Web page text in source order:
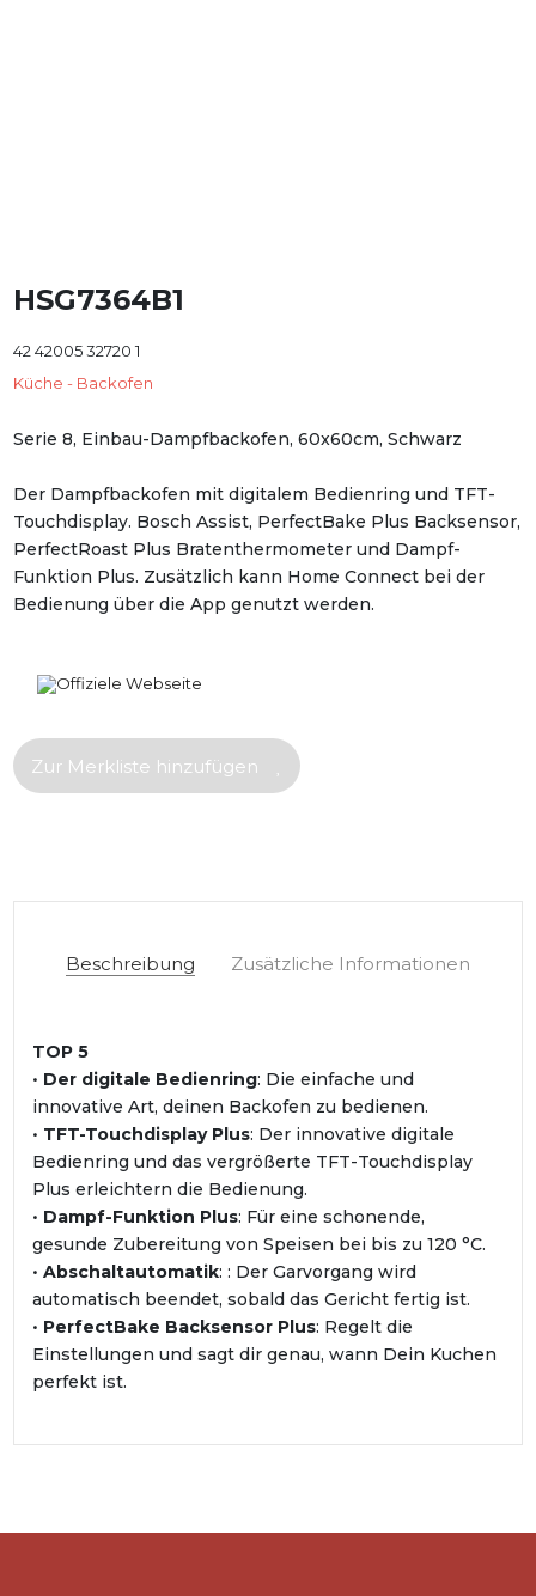
HSG7364B1
42 42005 32720 1
Küche - Backofen
Serie 8, Einbau-Dampfbackofen, 60x60cm, Schwarz
Der Dampfbackofen mit digitalem Bedienring und TFT-
Touchdisplay. Bosch Assist, PerfectBake Plus Backsensor,
PerfectRoast Plus Bratenthermometer und Dampf-
Funktion Plus. Zusätzlich kann Home Connect bei der
Bedienung über die App genutzt werden.
Offiziele Webseite
Zur Merkliste hinzufügen
Beschreibung Zusätzliche Informationen
TOP 5
• Der digitale Bedienring: Die einfache und
innovative Art, deinen Backofen zu bedienen.
• TFT-Touchdisplay Plus: Der innovative digitale
Bedienring und das vergrößerte TFT-Touchdisplay
Plus erleichtern die Bedienung.
• Dampf-Funktion Plus: Für eine schonende,
gesunde Zubereitung von Speisen bei bis zu 120 °C.
•Abschaltautomatik: : Der Garvorgang wird
automatisch beendet, sobald das Gericht fertig ist.
• PerfectBake Backsensor Plus: Regelt die
Einstellungen und sagt dir genau, wann Dein Kuchen
perfekt ist.